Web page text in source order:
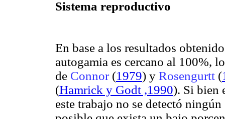
Sistema reproductivo
En base a los resultados
autogamia es cercano al 100%,
de Connor (1979) y Rosengurtt (
(Hamrick y Godt ,1990). Si bien
este trabajo no se detectó